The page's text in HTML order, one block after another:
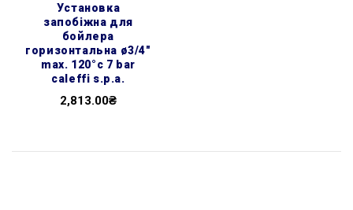
установка
запобіжна для
бойлера
горизонтальна ø3/4″
max. 120°c 7 bar
caleffi s.p.a.
2,813.00₴